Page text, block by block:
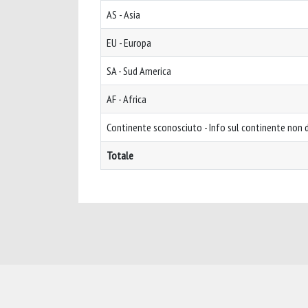
AS - Asia
EU - Europa
SA - Sud America
AF - Africa
Continente sconosciuto - Info sul continente non
Totale